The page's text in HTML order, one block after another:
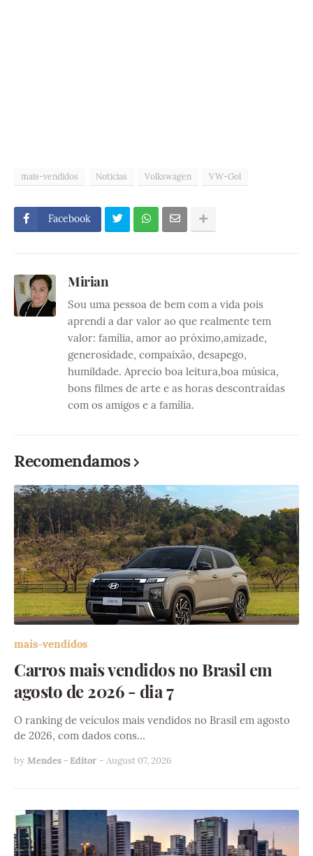
mais-vendidos Noticias Volkswagen VW-Gol
Facebook
Mirian
Sou uma pessoa de bem com a vida pois
aprendi a dar valor ao que realmente tem
valor: família, amor ao próximo,amizade,
generosidade, compaixão, desapego,
humildade. Aprecio boa leitura,boa música,
bons filmes de arte e as horas descontraídas
com os amigos e a família.
Recomendamos
mais-vendidos
Carros mais vendidos no Brasil em
agosto de 2026 - dia 7
O ranking de veículos mais vendidos no Brasil em agosto
de 2026, com dados cons…
by Mendes - Editor - August 07, 2026